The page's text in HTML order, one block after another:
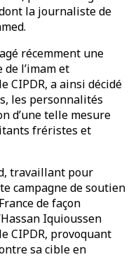
la journaliste de
récemment une
de l’imam et
CIPDR, a ainsi décidé
les personnalités
d’une telle mesure
fréristes et
travaillant pour
campagne de soutien
de façon
Iquioussen
CIPDR, provoquant
sa cible en